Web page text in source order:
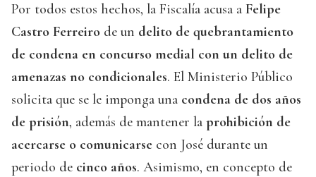
Por todos estos hechos, la Fiscalía acusa a Felipe
Castro Ferreiro de un delito de quebrantamiento
de condena en concurso medial con un delito de
amenazas no condicionales. El Ministerio Público
solicita que se le imponga una condena de dos años
de prisión, además de mantener la prohibición de
acercarse o comunicarse con José durante un
periodo de cinco años. Asimismo, en concepto de